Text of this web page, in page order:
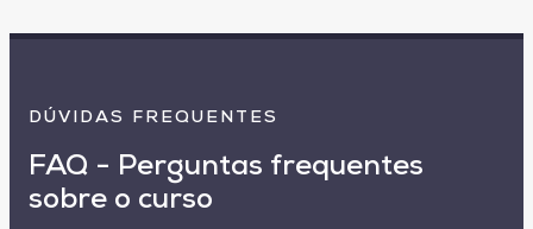
DÚVIDAS FREQUENTES
FAQ - Perguntas frequentes
sobre o curso